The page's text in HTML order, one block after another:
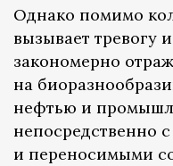
Однако помимо
вызывает тревогу
закономерно
на
нефтью и
непосредственно с
и переносимыми